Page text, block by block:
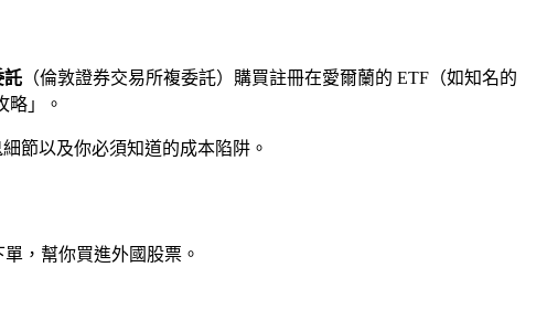
託 （倫敦證券交易所複委託）購買註冊在愛爾蘭的 ETF（如知名的
略」。
節以及你必須知道的成本陷阱。
，幫你買進外國股票。